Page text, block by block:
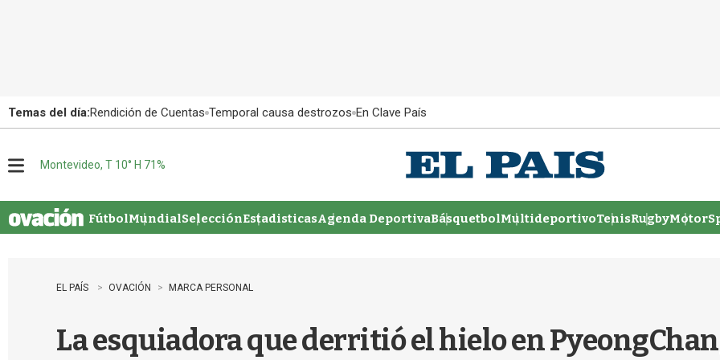
Temas del día:Rendición de Cuentas Temporal causa destrozos En Clave País
u
Montevideo, T 10° H 71%
FútbolMundialSelecciónEstadisticasAgenda DeportivaBásquetbolMultideportivoTenisRugby
EL PAÍS OVACIÓN MARCA PERSONAL
La esquiadora que derritió el hielo en